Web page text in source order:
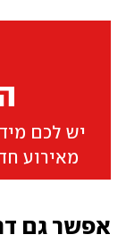
יש לכם
מאירוע
אפשר גם